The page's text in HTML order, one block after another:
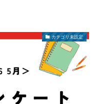
カテゴリ未設定